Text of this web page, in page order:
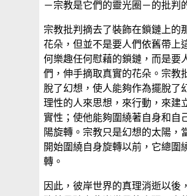
－宗教是它們的靈光圈－的批判
宗教批判摘去了裝飾在鎖鏈上的
花朵，但並不是要人們依舊帶上
何樂趣任何慰藉的鎖鏈，而是要
們，伸手摘取真實的花朵。宗教
脫了幻想，使人能夠作為擺脫了
理性的人來思想，來行動，來建
實性；使他能夠圍繞著自身和自
陽旋轉。宗教只是幻想的太陽，
開始圍繞自身旋轉以前，它總圍
轉。
因此，彼岸世界的真理消逝以後